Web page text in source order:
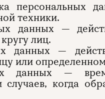
персональных
техники.
данных —
лиц.
данных —
или
данных —
когда